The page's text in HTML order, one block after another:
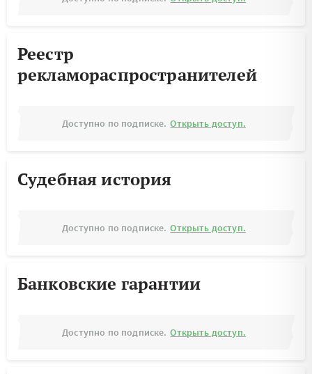
Реестр
рекламораспространителей
Доступно по подписке. Открыть доступ.
Судебная история
Доступно по подписке. Открыть доступ.
Банковские гарантии
Доступно по подписке. Открыть доступ.